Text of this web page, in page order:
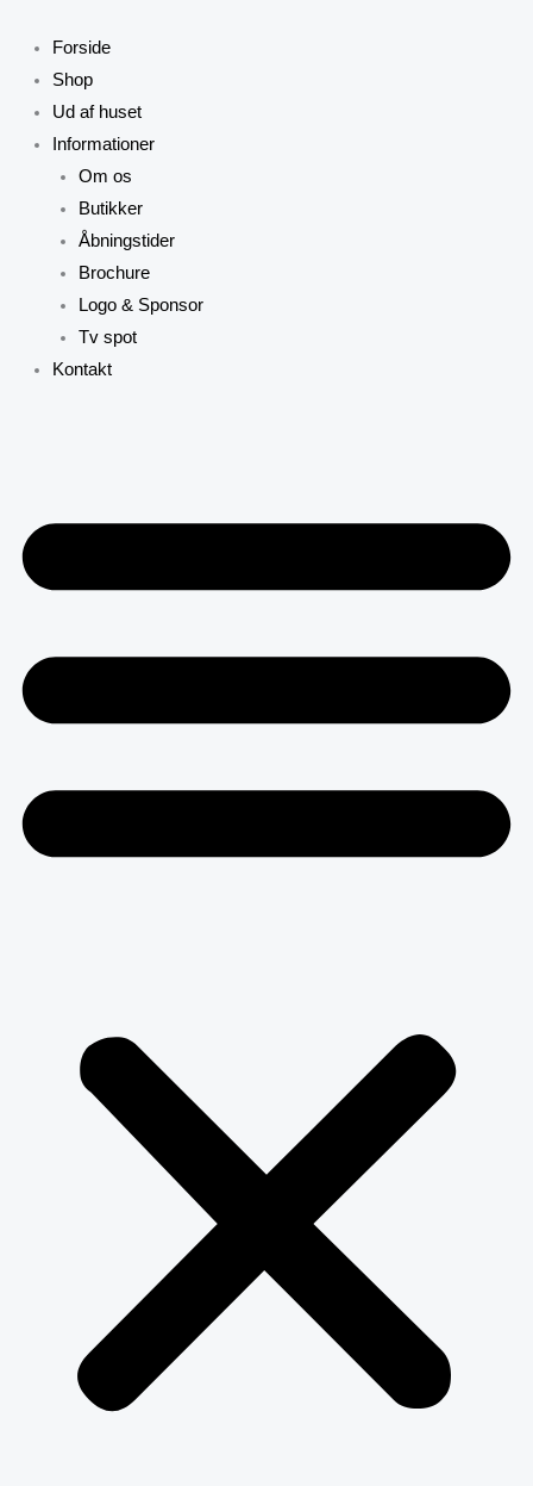
indholdet
Forside
Shop
Ud af huset
Informationer
Om os
Butikker
Åbningstider
Brochure
Logo & Sponsor
Tv spot
Kontakt